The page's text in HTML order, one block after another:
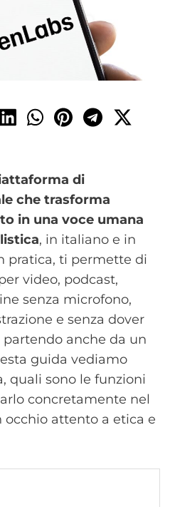
di
che trasforma
in una voce umana
, in italiano e in
pratica, ti permette di
video, podcast,
senza microfono,
e senza dover
anche da un
guida vediamo
quali sono le funzioni
concretamente nel
occhio attento a etica e